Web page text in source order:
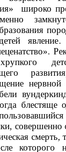
широко
блестяще
совершенно
смерть,
которого